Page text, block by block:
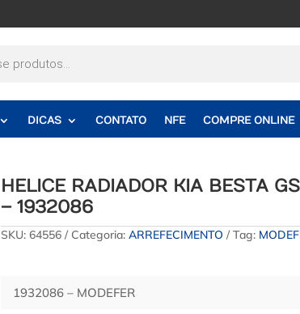
DICAS CONTATO NFE COMPRE ONLINE
HELICE RADIADOR KIA BESTA
– 1932086
SKU: 64556 Categoria: ARREFECIMENTO Tag:
1932086 – MODEFER